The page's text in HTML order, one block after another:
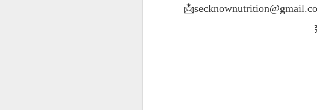
經前憂鬱